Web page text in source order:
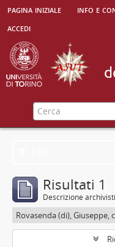
pagina iniziale info e
accedi
Risultati 1
Descrizione